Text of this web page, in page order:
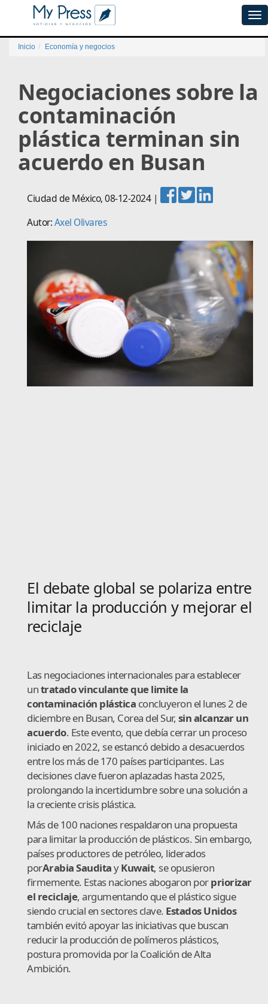
Inicio Economía y negocios
Negociaciones sobre la
contaminación
plástica terminan sin
acuerdo en Busan
Ciudad de México,08-12-2024|
Autor:Axel Olivares
El debate global se polariza entre
limitar la producción y mejorar el
reciclaje
Las negociaciones internacionales para establecer
untratado vinculante que limite la
contaminación plástica concluyeron el lunes 2 de
diciembre en Busan, Corea del Sur, sin alcanzar un
acuerdo. Este evento, que debía cerrar un proceso
iniciado en 2022, se estancó debido a desacuerdos
entre los más de 170 países participantes. Las
decisiones clave fueron aplazadas hasta 2025,
prolongando la incertidumbre sobre una solución a
la creciente crisis plástica.
Más de 100 naciones respaldaron una propuesta
para limitar la producción de plásticos. Sin embargo,
países productores de petróleo, liderados
porArabia SauditayKuwait, se opusieron
firmemente. Estas naciones abogaron porpriorizar
el reciclaje, argumentando que el plástico sigue
siendo crucial en sectores clave. Estados Unidos
también evitó apoyar las iniciativas que buscan
reducir la producción de polímeros plásticos,
postura promovida por la Coalición de Alta
Ambición.